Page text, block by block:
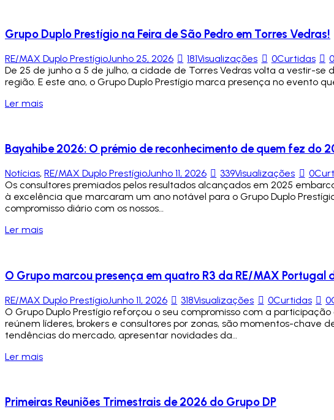
Grupo Duplo Prestígio na Feira de São Pedro em Torres Vedras!
RE/MAX Duplo PrestígioJunho 25, 2026 181Visualizações 0Curtidas
De 25 de junho a 5 de julho, a cidade de Torres Vedras volta a vestir-
região. E este ano, o Grupo Duplo Prestígio marca presença no evento
Ler mais
Bayahibe 2026: O prémio de reconhecimento de quem fez do
Notícias, RE/MAX Duplo PrestígioJunho 11, 2026 339Visualizações 0
Os consultores premiados pelos resultados alcançados em 2025
à excelência que marcaram um ano notável para o Grupo Duplo
compromisso diário com os nossos…
Ler mais
O Grupo marcou presença em quatro R3 da RE/MAX Portugal
RE/MAX Duplo PrestígioJunho 11, 2026 318Visualizações 0Curtidas 0
O Grupo Duplo Prestígio reforçou o seu compromisso com a
reúnem líderes, brokers e consultores por zonas, são momentos-chave
tendências do mercado, apresentar novidades da…
Ler mais
Primeiras Reuniões Trimestrais de 2026 do Grupo DP